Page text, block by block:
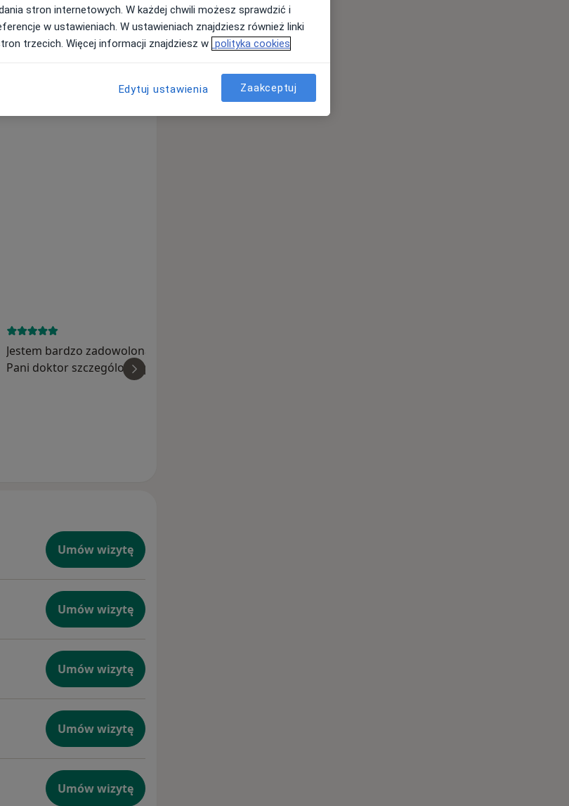
a11y_sr_more_diseases
Jestem bardzo zadowolona z pierwszej wizyty.
Pani doktor szczególowo przeprowadziła
wywiad, badanie dokładne i wszystko na bieżąco
Umów wizytę
Umów wizytę
Umów wizytę
Umów wizytę
Umów wizytę
stron internetowych. W każdej chwili możesz sprawdzić i
w ustawieniach. W ustawieniach znajdziesz również linki
trzecich. Więcej informacji znajdziesz w polityka cookies
Edytuj ustawienia Zaakceptuj